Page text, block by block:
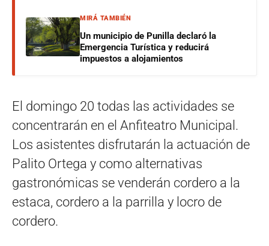
MIRÁ TAMBIÉN
Un municipio de Punilla declaró la
Emergencia Turística y reducirá
impuestos a alojamientos
El domingo 20 todas las actividades se
concentrarán en el Anfiteatro Municipal.
Los asistentes disfrutarán la actuación de
Palito Ortega y como alternativas
gastronómicas se venderán cordero a la
estaca, cordero a la parrilla y locro de
cordero.